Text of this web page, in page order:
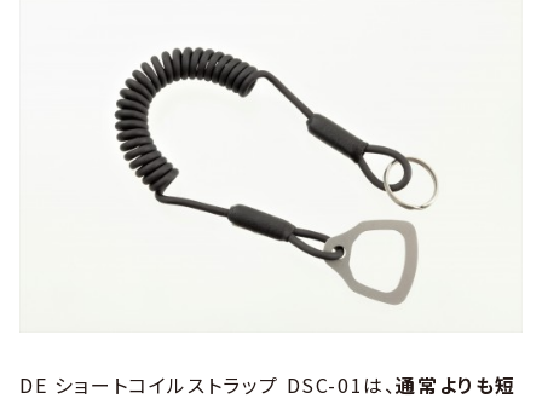
DE ショートコイルストラップ DSC-01は、通常よりも短